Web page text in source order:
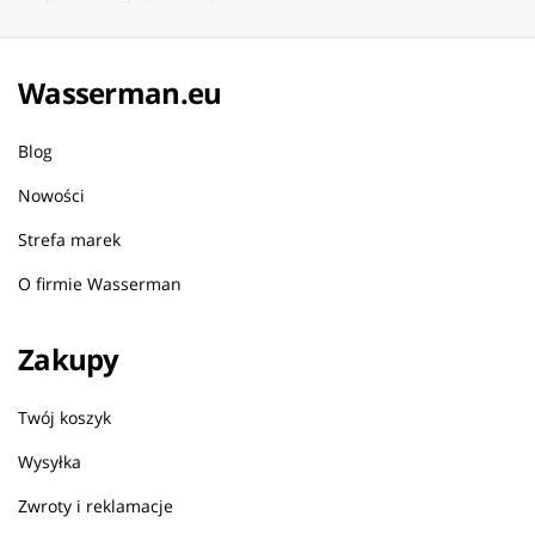
Wasserman.eu
Blog
Nowości
Strefa marek
O firmie Wasserman
Zakupy
Twój koszyk
Wysyłka
Zwroty i reklamacje